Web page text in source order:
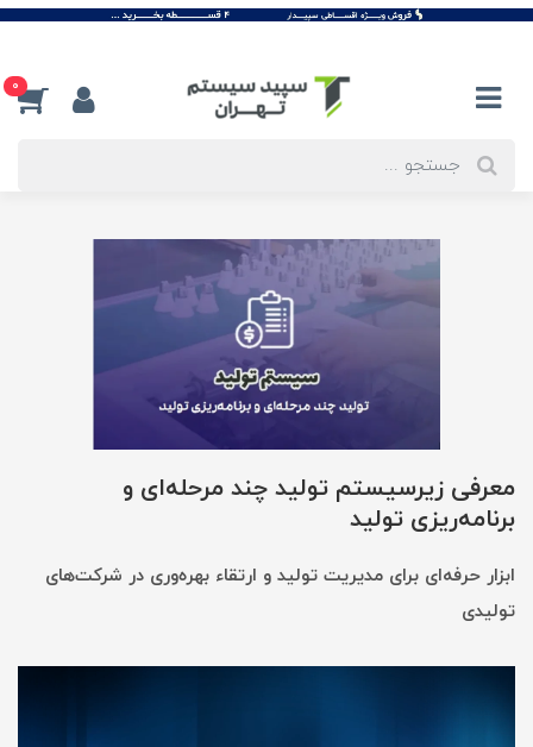
0
معرفی زیرسیستم تولید چند مرحله‌ای و
برنامه‌ریزی تولید
ابزار حرفه‌ای برای مدیریت تولید و ارتقاء بهره‌وری در شرکت‌های
تولیدی